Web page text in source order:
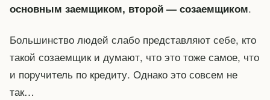
основным заемщиком, второй — созаемщиком.
Большинство людей слабо представляют себе, кто
такой созаемщик и думают, что это тоже самое, что
и поручитель по кредиту. Однако это совсем не
так…